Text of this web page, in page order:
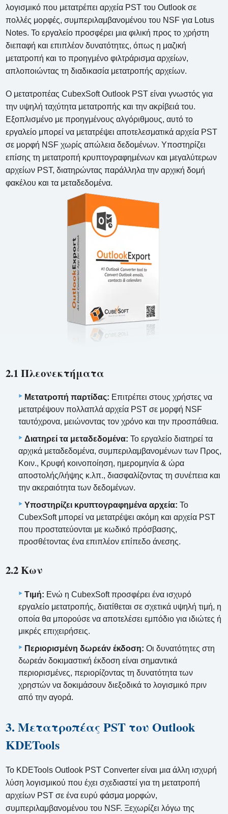
λογισμικό που μετατρέπει αρχεία PST του Outlook σε
πολλές μορφές, συμπεριλαμβανομένου του NSF για Lotus
Notes. Το εργαλείο προσφέρει μια φιλική προς το χρήστη
διεπαφή και επιπλέον δυνατότητες, όπως η μαζική
μετατροπή και το προηγμένο φιλτράρισμα αρχείων,
απλοποιώντας τη διαδικασία μετατροπής αρχείων.
Ο μετατροπέας CubexSoft Outlook PST είναι γνωστός για
την υψηλή ταχύτητα μετατροπής και την ακρίβειά του.
Εξοπλισμένο με προηγμένους αλγόριθμους, αυτό το
εργαλείο μπορεί να μετατρέψει αποτελεσματικά αρχεία PST
σε μορφή NSF χωρίς απώλεια δεδομένων. Υποστηρίζει
επίσης τη μετατροπή κρυπτογραφημένων και μεγαλύτερων
αρχείων PST, διατηρώντας παράλληλα την αρχική δομή
φακέλου και τα μεταδεδομένα.
2.1 Πλεονεκτήματα
Μετατροπή παρτίδας: Επιτρέπει στους χρήστες να
μετατρέψουν πολλαπλά αρχεία PST σε μορφή NSF
ταυτόχρονα, μειώνοντας τον χρόνο και την προσπάθεια.
Διατηρεί τα μεταδεδομένα: Το εργαλείο διατηρεί τα
αρχικά μεταδεδομένα, συμπεριλαμβανομένων των Προς,
Κοιν., Κρυφή κοινοποίηση, ημερομηνία & ώρα
αποστολής/λήψης κ.λπ., διασφαλίζοντας τη συνέπεια και
την ακεραιότητα των δεδομένων.
Υποστηρίζει κρυπτογραφημένα αρχεία: Το
CubexSoft μπορεί να μετατρέψει ακόμη και αρχεία PST
που προστατεύονται με κωδικό πρόσβασης,
προσθέτοντας ένα επιπλέον επίπεδο άνεσης.
2.2 Κων
Τιμή: Ενώ η CubexSoft προσφέρει ένα ισχυρό
εργαλείο μετατροπής, διατίθεται σε σχετικά υψηλή τιμή, η
οποία θα μπορούσε να αποτελέσει εμπόδιο για ιδιώτες ή
μικρές επιχειρήσεις.
Περιορισμένη δωρεάν έκδοση: Οι δυνατότητες στη
δωρεάν δοκιμαστική έκδοση είναι σημαντικά
περιορισμένες, περιορίζοντας τη δυνατότητα των
χρηστών να δοκιμάσουν διεξοδικά το λογισμικό πριν
από την αγορά.
3. Μετατροπέας PST του Outlook
KDETools
Το KDETools Outlook PST Converter είναι μια άλλη ισχυρή
λύση λογισμικού που έχει σχεδιαστεί για τη μετατροπή
αρχείων PST σε ένα ευρύ φάσμα μορφών,
συμπεριλαμβανομένου του NSF. Ξεχωρίζει λόγω της